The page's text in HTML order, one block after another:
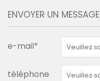
ENVOYER UN MESSAGE
e-mail*
téléphone